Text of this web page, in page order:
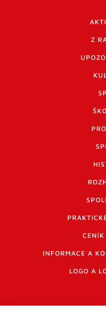
Z
CENÍK
INFORMACE A
LOGO A